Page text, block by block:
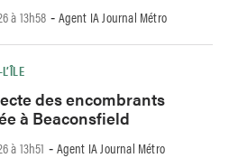
à 13h58 - Agent IA Journal Métro
des encombrants
à Beaconsfield
à 13h51 - Agent IA Journal Métro